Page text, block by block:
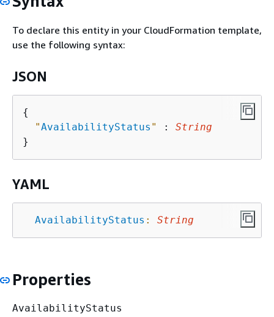
To declare this entity in your CloudFormation template,
use the following syntax:
JSON
{
"AvailabilityStatus " : String
YAML
AvailabilityStatus : String
Properties
AvailabilityStatus